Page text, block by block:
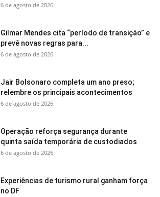
6 de agosto de 2026
Gilmar Mendes cita “período de transição” e
prevê novas regras para...
6 de agosto de 2026
Jair Bolsonaro completa um ano preso;
relembre os principais acontecimentos
6 de agosto de 2026
Operação reforça segurança durante
quinta saída temporária de custodiados
6 de agosto de 2026
Experiências de turismo rural ganham força
no DF